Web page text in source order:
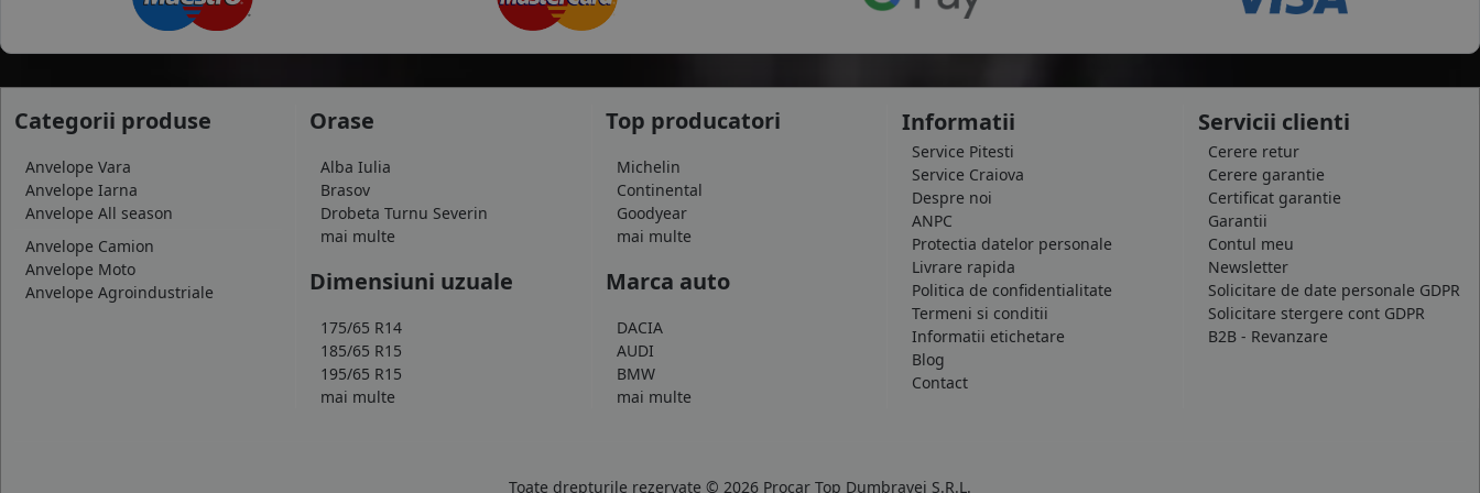
Categorii produse
Anvelope Vara
Anvelope Iarna
Anvelope All season
Anvelope Camion
Anvelope Moto
Anvelope Agroindustriale
Orase
Alba Iulia
Brasov
Drobeta Turnu Severin
mai multe
Dimensiuni uzuale
175/65 R14
185/65 R15
195/65 R15
mai multe
Top producatori
Michelin
Continental
Goodyear
mai multe
Marca auto
DACIA
AUDI
BMW
mai multe
Informatii
Service Pitesti
Service Craiova
Despre noi
ANPC
Protectia datelor personale
Livrare rapida
Politica de confidentialitate
Termeni si conditii
Informatii etichetare
Blog
Contact
Servicii clienti
Cerere retur
Cerere garantie
Certificat garantie
Garantii
Contul meu
Newsletter
Solicitare de date personale GDPR
Solicitare stergere cont GDPR
B2B - Revanzare
Toate drepturile rezervate © 2026 Procar Top Dumbravei S.R.L.